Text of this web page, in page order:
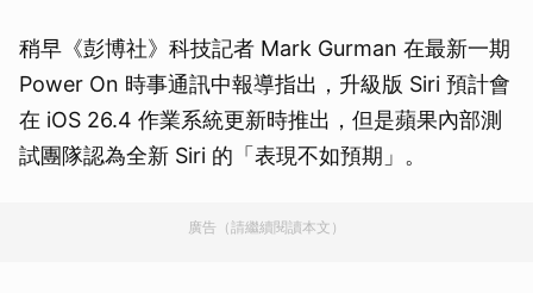
稍早《彭博社》科技記者 Mark Gurman 在最新一期
Power On 時事通訊中報導指出，升級版 Siri 預計會
在 iOS 26.4 作業系統更新時推出，但是蘋果內部測
試團隊認為全新 Siri 的「表現不如預期」。
廣告（請繼續閱讀本文）